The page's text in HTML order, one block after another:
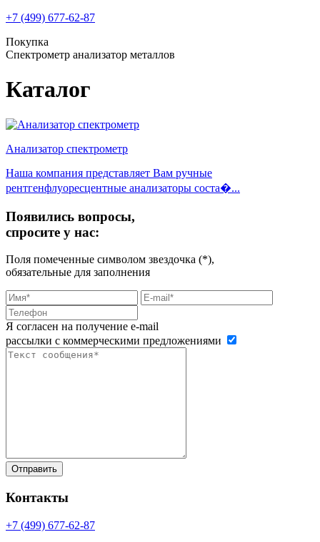
+7 (499) 677-62-87
Покупка
Спектрометр анализатор металлов
Каталог
Анализатор спектрометр
Наша компания представляет Вам ручные
рентгенфлуоресцентные анализаторы соста�...
Появились вопросы,
спросите у нас:
Поля помеченные символом звездочка (*),
обязательные для заполнения
Я согласен на получение e-mail
рассылки с коммерческими предложениями
Контакты
+7 (499) 677-62-87